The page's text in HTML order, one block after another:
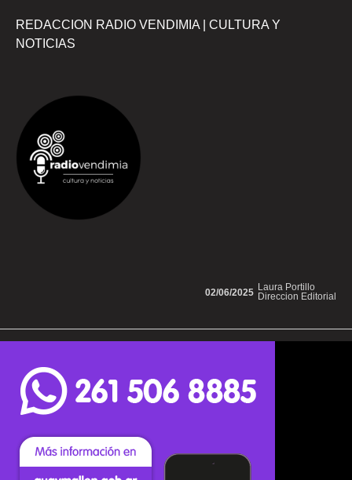
REDACCION RADIO VENDIMIA | CULTURA Y
NOTICIAS
Laura Portillo
Direccion Editorial
02/06/2025